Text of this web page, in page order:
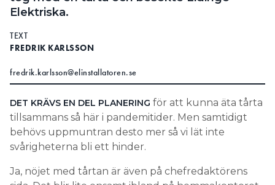
Elektriska.
TEXT
FREDRIK KARLSSON
fredrik.karlsson@elinstallatoren.se
DET KRÄVS EN DEL PLANERING för att kunna äta tårta
tillsammans så här i pandemitider. Men samtidigt
behövs uppmuntran desto mer så vi lät inte
svårigheterna bli ett hinder.
Ja, nöjet med tårtan är även på chefredaktörens